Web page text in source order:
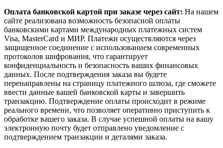
Оплата банковской картой при заказе через сайт: На нашем
сайте реализована возможность безопасной оплаты
банковскими картами международных платежных систем
Visa, MasterCard и МИР. Платежи осуществляются через
защищенное соединение с использованием современных
протоколов шифрования, что гарантирует
конфиденциальность и безопасность ваших финансовых
данных. После подтверждения заказа вы будете
перенаправлены на страницу платежного шлюза, где сможете
ввести данные вашей банковской карты и завершить
транзакцию. Подтверждение оплаты происходит в режиме
реального времени, что позволяет оперативно приступить к
обработке вашего заказа. В случае успешной оплаты на вашу
электронную почту будет отправлено уведомление с
подтверждением транзакции и деталями заказа.